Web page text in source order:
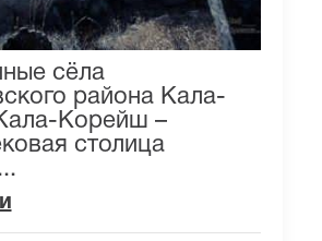
сёла
района Кала-
Корейш –
столица